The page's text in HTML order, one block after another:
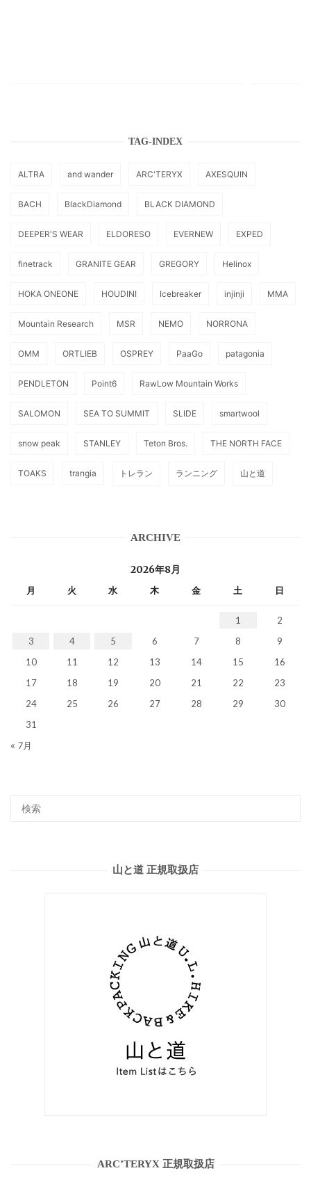
TAG-INDEX
ALTRA and wander ARC'TERYX AXESQUIN
BACH BlackDiamond BLACK DIAMOND
DEEPER'S WEAR ELDORESO EVERNEW EXPED
finetrack GRANITE GEAR GREGORY Helinox
HOKA ONEONE HOUDINI Icebreaker injinji MMA
Mountain Research MSR NEMO NORRONA
OMM ORTLIEB OSPREY PaaGo patagonia
PENDLETON Point6 RawLow Mountain Works
SALOMON SEA TO SUMMIT SLIDE smartwool
snow peak STANLEY Teton Bros. THE NORTH FACE
TOAKS trangia トレラン ランニング 山と道
ARCHIVE
2026年8月
月 火 水 木 金 土 日
1
2
3
4 5 6 7 8
9
10
11 12 13 14 15
16
17
18 19 20 21 22
23
24
25 26 27 28 29
30
31
« 7月
山と道 正規取扱店
ARC’TERYX 正規取扱店